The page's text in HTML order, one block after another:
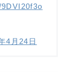
4月24日